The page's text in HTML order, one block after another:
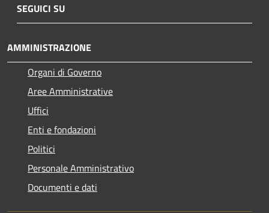
SEGUICI SU
AMMINISTRAZIONE
Organi di Governo
Aree Amministrative
Uffici
Enti e fondazioni
Politici
Personale Amministrativo
Documenti e dati